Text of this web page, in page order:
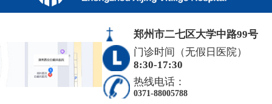
郑州市二七区大学中路99号
门诊时间（无假日医院）
8:30-17:30
热线电话：
0371-88005788